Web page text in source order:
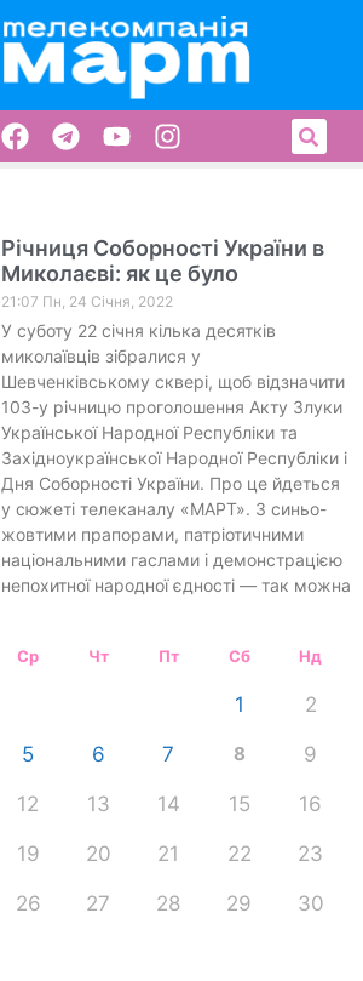
Річниця Соборності України в
Миколаєві: як це було
21:07 Пн, 24 Січня, 2022
У суботу 22 січня кілька десятків
миколаївців зібралися у
Шевченківському сквері, щоб відзначити
103-у річницю проголошення Акту Злуки
Української Народної Республіки та
Західноукраїнської Народної Республіки і
Дня Соборності України. Про це йдеться
у сюжеті телеканалу «МАРТ». З синьо-
жовтими прапорами, патріотичними
національними гаслами і демонстрацією
непохитної народної єдності — так можна
Ср Чт Пт Сб Нд
1 2
5 6 7 8 9
12 13 14 15 16
19 20 21 22 23
26 27 28 29 30